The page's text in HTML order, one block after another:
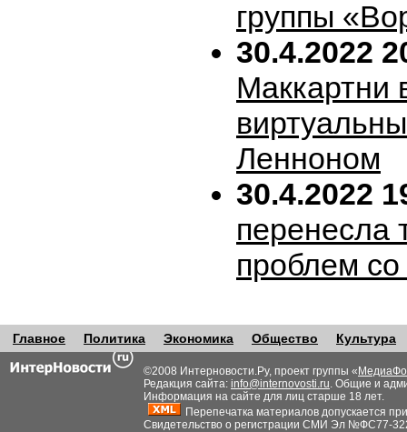
группы
30.4.2022
Маккартни
Ленноном
30.4.2022
перенесла
проблем
Главное Политика Экономика Общество Культура
©2008 Интерновости.Ру, проект группы «
Редакция сайта: info@internovosti.ru. Общие и
Информация на сайте для лиц старше 18 лет.
Перепечатка материалов допускается
Свидетельство о регистрации СМИ Эл №ФС77-